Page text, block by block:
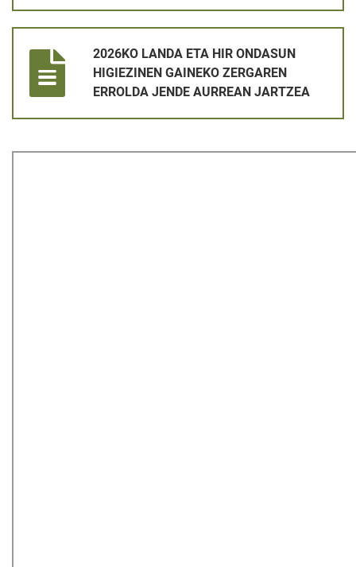
2026KO LANDA ETA HIR ONDASUN
HIGIEZINEN GAINEKO ZERGAREN
ERROLDA JENDE AURREAN JARTZEA